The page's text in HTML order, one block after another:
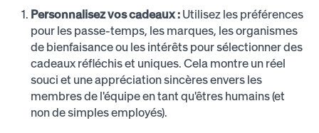
Personnalisez vos cadeaux : Utilisez les préférences
pour les passe-temps, les marques, les organismes
de bienfaisance ou les intérêts pour sélectionner des
cadeaux réfléchis et uniques. Cela montre un réel
souci et une appréciation sincères envers les
membres de l'équipe en tant qu'êtres humains (et
non de simples employés).